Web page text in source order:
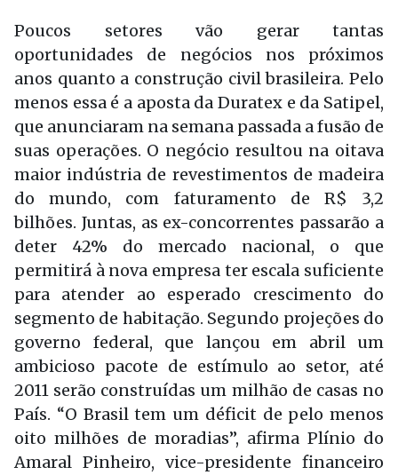
Poucos setores vão gerar tantas
oportunidades de negócios nos próximos
anos quanto a construção civil brasileira. Pelo
menos essa é a aposta da Duratex e da Satipel,
que anunciaram na semana passada a fusão de
suas operações. O negócio resultou na oitava
maior indústria de revestimentos de madeira
do mundo, com faturamento de R$ 3,2
bilhões. Juntas, as ex-concorrentes passarão a
deter 42% do mercado nacional, o que
permitirá à nova empresa ter escala suficiente
para atender ao esperado crescimento do
segmento de habitação. Segundo projeções do
governo federal, que lançou em abril um
ambicioso pacote de estímulo ao setor, até
2011 serão construídas um milhão de casas no
País. “O Brasil tem um déficit de pelo menos
oito milhões de moradias”, afirma Plínio do
Amaral Pinheiro, vice-presidente financeiro